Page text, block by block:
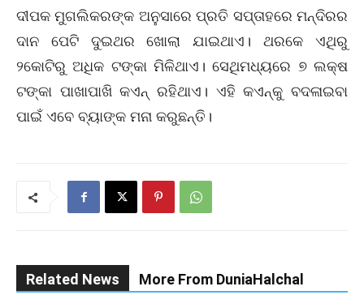
ଦୀପକ ମୁଗଲିକରଙ୍କ ଅନୁସାରେ ପ୍ରତି ସପ୍ତାହରେ ମନ୍ଦିରର
ଦାନ ପେଟି ଦୁଇଥର ଖୋଲା ଯାଇଥାଏ। ଥରକେ ଏଥିରୁ
୨କୋଟିରୁ ଅଧିକ ଟଙ୍କା ମିଳିଥାଏ। ସେଥିମଧ୍ୟରେ ୭ ଲକ୍ଷ
ଟଙ୍କା ପାଖାପାଖି କଏନ୍‌ ରହିଥାଏ। ଏହି କଏନ୍‌କୁ ବଦଳାଇବା
ପାଇଁ ଏବେ ବ୍ୟାଙ୍କ ମନା କରୁଛନ୍ତି।
Related News More From DuniaHalchal